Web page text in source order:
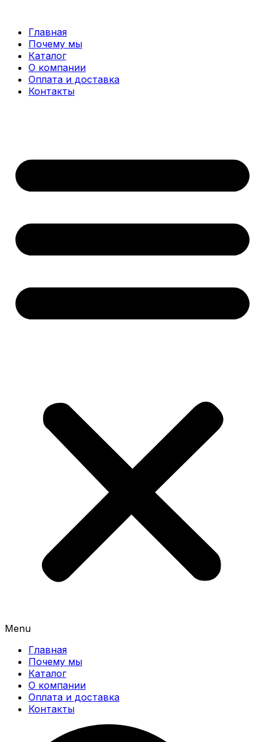
содержимому
Главная
Почему мы
Каталог
О компании
Оплата и доставка
Контакты
Menu
Главная
Почему мы
Каталог
О компании
Оплата и доставка
Контакты